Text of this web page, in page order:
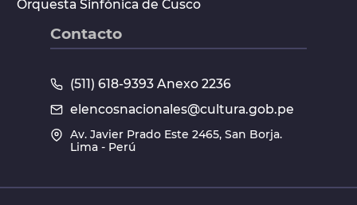
Orquesta Sinfónica de Cusco
Contacto
(511) 618-9393 Anexo 2236
elencosnacionales@cultura.gob.pe
Av. Javier Prado Este 2465, San Borja.
Lima - Perú